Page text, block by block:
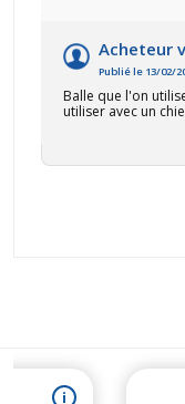
Acheteur
Publié le 13/02/
Balle que l'on
utiliser avec un